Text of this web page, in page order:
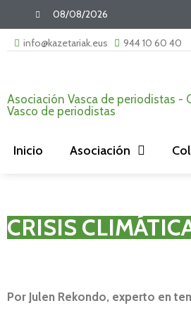
08/08/2026
info@kazetariak.eus 944 10 60 40
Asociación Vasca de periodistas -
Vasco de periodistas
Inicio Asociación
CRISIS
Por Julen Rekondo, experto en